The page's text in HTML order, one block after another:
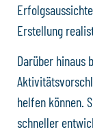
Erstellung
Darüber hinaus
helfen können.
schneller